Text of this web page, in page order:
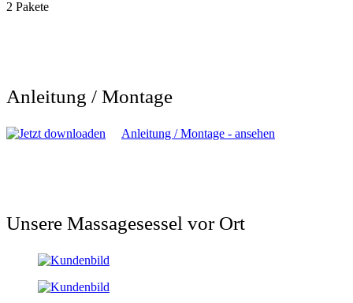
2 Pakete
Anleitung / Montage
Anleitung / Montage - ansehen
Unsere Massagesessel vor Ort